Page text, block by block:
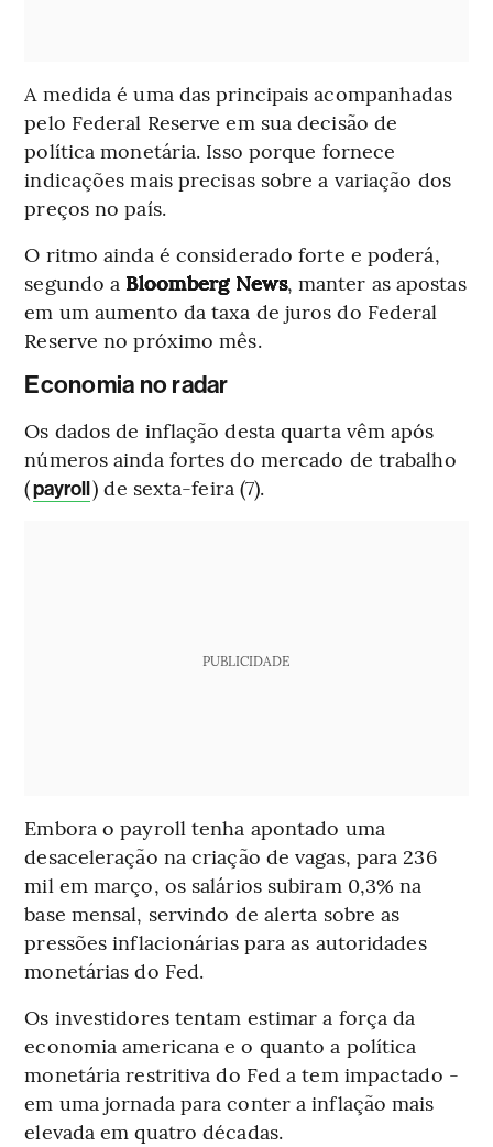
A medida é uma das principais acompanhadas
pelo Federal Reserve em sua decisão de
política monetária. Isso porque fornece
indicações mais precisas sobre a variação dos
preços no país.
O ritmo ainda é considerado forte e poderá,
segundo a Bloomberg News, manter as apostas
em um aumento da taxa de juros do Federal
Reserve no próximo mês.
Economia no radar
Os dados de inflação desta quarta vêm após
números ainda fortes do mercado de trabalho
(payroll) de sexta-feira (7).
PUBLICIDADE
Embora o payroll tenha apontado uma
desaceleração na criação de vagas, para 236
mil em março, os salários subiram 0,3% na
base mensal, servindo de alerta sobre as
pressões inflacionárias para as autoridades
monetárias do Fed.
Os investidores tentam estimar a força da
economia americana e o quanto a política
monetária restritiva do Fed a tem impactado -
em uma jornada para conter a inflação mais
elevada em quatro décadas.